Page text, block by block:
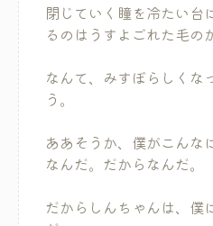
閉じていく瞳を冷たい台
るのはうすよごれた毛の
なんて、みすぼらしくな
う。
ああそうか、僕がこんな
なんだ。だからなんだ。
だからしんちゃんは、僕